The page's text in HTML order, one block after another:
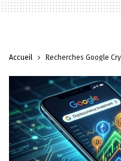
Accueil Recherches Google